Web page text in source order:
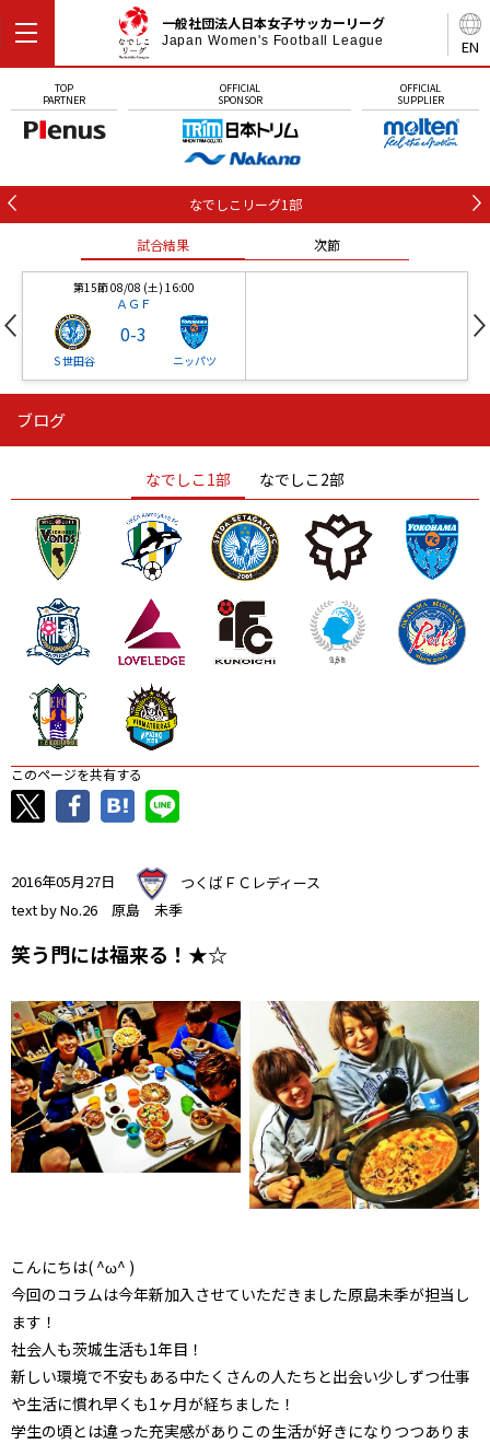
EN
一般社団法人日本女子サッカーリーグ
Japan Women's Football League
TOP
PARTNER
OFFICIAL
SPONSOR
OFFICIAL
SUPPLIER
なでしこリーグ1部
試合結果 次節
第15節 08/08 (土) 16:00
ＡＧＦ
Ｓ世田谷
0-3
ニッパツ
ニッパツ
ニッパツ 名古屋
石人の星
静岡 愛媛Ｌ
ブログ
なでしこ1部 なでしこ2部
このページを共有する
2016年05月27日
つくばＦＣレディース
text by No.26 原島 未季
笑う門には福来る！★☆
こんにちは( ^ω^ )
今回のコラムは今年新加入させていただきました原島未季が担当し
ます！
社会人も茨城生活も1年目！
新しい環境で不安もある中たくさんの人たちと出会い少しずつ仕事
や生活に慣れ早くも1ヶ月が経ちました！
学生の頃とは違った充実感がありこの生活が好きになりつつありま